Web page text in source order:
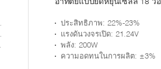
ประสิทธิภาพ: 22%-23%
แรงดันวงจรเปิด: 21.24V
พลัง: 200W
ความอดทนในการผลิต: ±3%